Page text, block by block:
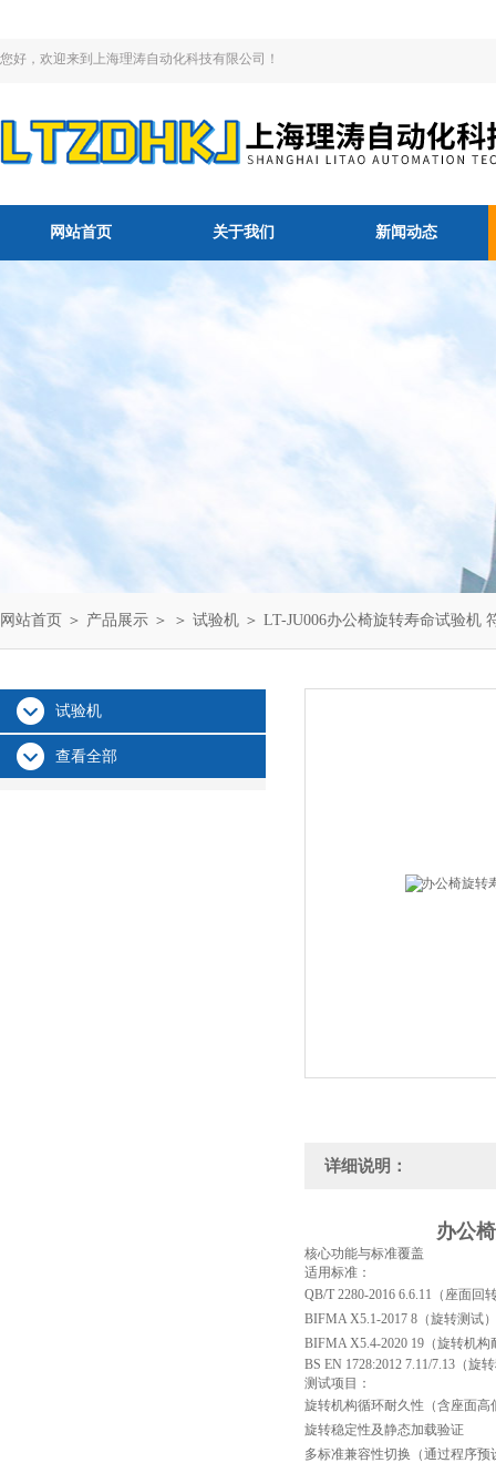
您好，欢迎来到上海理涛自动化科技有限公司！
网站首页 关于我们 新闻动态
网站首页 ＞ 产品展示 ＞ ＞ 试验机 ＞ LT-JU006办公椅旋转寿命试验机
试验机
查看全部
详细说明：
办公
‌核心功能与标准覆盖‌
适用标准‌：
QB/T 2280-2016 6.6.11（座面回
BIFMA X5.1-2017 8（旋转测试）
BIFMA X5.4-2020 19（旋转机构
BS EN 1728:2012 7.11/7.13（旋
测试项目‌：
旋转机构循环耐久性（含座面高
旋转稳定性及静态加载验证
多标准兼容性切换（通过程序预